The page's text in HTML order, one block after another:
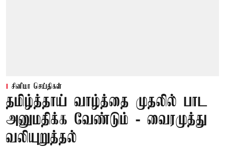
சினிமா செய்திகள்
தமிழ்த்தாய் வாழ்த்தை முதலில் பாட
அனுமதிக்க வேண்டும் - வைரமுத்து
வலியுறுத்தல்